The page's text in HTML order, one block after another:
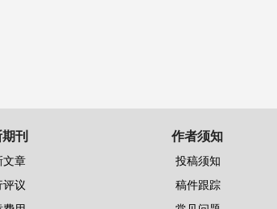
刊
文章
评议
作者须知
投稿须知
稿件跟踪